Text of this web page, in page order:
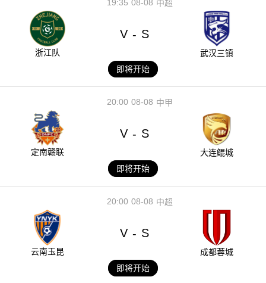
08-08
19:35 中超
浙江队
V - S
武汉三镇
即将开始
08-08
20:00 中甲
定南赣联
V - S
大连鲲城
即将开始
08-08
20:00 中超
云南玉昆
V - S
成都蓉城
即将开始